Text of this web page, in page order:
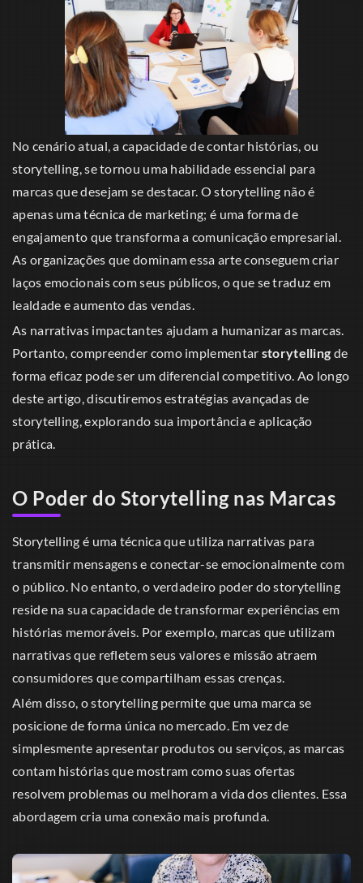
No cenário atual, a capacidade de contar histórias, ou
storytelling, se tornou uma habilidade essencial para
marcas que desejam se destacar. O storytelling não é
apenas uma técnica de marketing; é uma forma de
engajamento que transforma a comunicação empresarial.
As organizações que dominam essa arte conseguem criar
laços emocionais com seus públicos, o que se traduz em
lealdade e aumento das vendas.
As narrativas impactantes ajudam a humanizar as marcas.
Portanto, compreender como implementar storytelling de
forma eficaz pode ser um diferencial competitivo. Ao longo
deste artigo, discutiremos estratégias avançadas de
storytelling, explorando sua importância e aplicação
prática.
O Poder do Storytelling nas Marcas
Storytelling é uma técnica que utiliza narrativas para
transmitir mensagens e conectar-se emocionalmente com
o público. No entanto, o verdadeiro poder do storytelling
reside na sua capacidade de transformar experiências em
histórias memoráveis. Por exemplo, marcas que utilizam
narrativas que refletem seus valores e missão atraem
consumidores que compartilham essas crenças.
Além disso, o storytelling permite que uma marca se
posicione de forma única no mercado. Em vez de
simplesmente apresentar produtos ou serviços, as marcas
contam histórias que mostram como suas ofertas
resolvem problemas ou melhoram a vida dos clientes. Essa
abordagem cria uma conexão mais profunda.